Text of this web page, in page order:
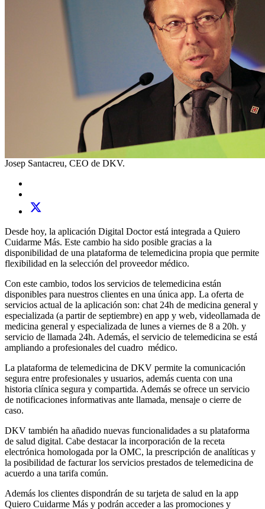
Josep Santacreu, CEO de DKV.
Desde hoy, la aplicación Digital Doctor está integrada a Quiero
Cuidarme Más. Este cambio ha sido posible gracias a la
disponibilidad de una plataforma de telemedicina propia que permite
flexibilidad en la selección del proveedor médico.
Con este cambio, todos los servicios de telemedicina están
disponibles para nuestros clientes en una única app. La oferta de
servicios actual de la aplicación son: chat 24h de medicina general y
especializada (a partir de septiembre) en app y web, videollamada de
medicina general y especializada de lunes a viernes de 8 a 20h. y
servicio de llamada 24h. Además, el servicio de telemedicina se está
ampliando a profesionales del cuadro médico.
La plataforma de telemedicina de DKV permite la comunicación
segura entre profesionales y usuarios, además cuenta con una
historia clínica segura y compartida. Además se ofrece un servicio
de notificaciones informativas ante llamada, mensaje o cierre de
caso.
DKV también ha añadido nuevas funcionalidades a su plataforma
de salud digital. Cabe destacar la incorporación de la receta
electrónica homologada por la OMC, la prescripción de analíticas y
la posibilidad de facturar los servicios prestados de telemedicina de
acuerdo a una tarifa común.
Además los clientes dispondrán de su tarjeta de salud en la app
Quiero Cuidarme Más y podrán acceder a las promociones y